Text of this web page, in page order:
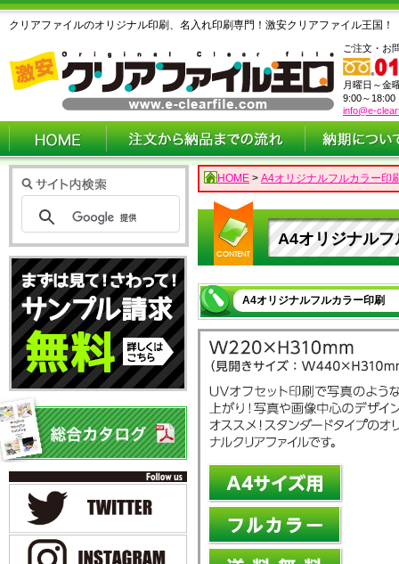
クリアファイルのオリジナル印刷、名入れ印刷専門！激安クリアファイル王国！
ご注文・お
月曜日～金
9:00～18:00
info@e-
HOME > A4オリジナルフルカラー印
A4オリジナル
A4オリジナルフルカラー印刷